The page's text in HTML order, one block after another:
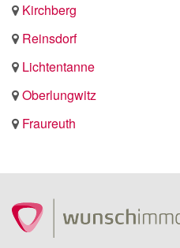
Kirchberg
Reinsdorf
Lichtentanne
Oberlungwitz
Fraureuth